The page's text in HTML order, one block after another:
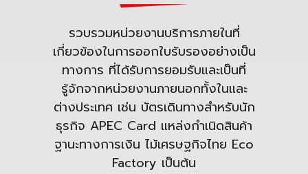
รวบรวมหน่วยงานบริการภายในที่
เกี่ยวข้องในการออกใบรับรองอย่างเป็น
ทางการ ที่ได้รับการยอมรับและเป็นที่
รู้จักจากหน่วยงานภายนอกทั้งในและ
ต่างประเทศ เช่น บัตรเดินทางสำหรับนัก
ธุรกิจ APEC Card แหล่งกำเนิดสินค้า
ฐานะทางการเงิน ไม้เศรษฐกิจไทย Eco
Factory เป็นต้น